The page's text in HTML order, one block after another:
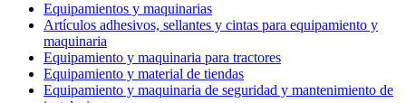
Equipamientos y maquinarias
Artículos adhesivos, sellantes y cintas para equipamiento y
maquinaria
Equipamiento y maquinaria para tractores
Equipamiento y material de tiendas
Equipamiento y maquinaria de seguridad y mantenimiento de